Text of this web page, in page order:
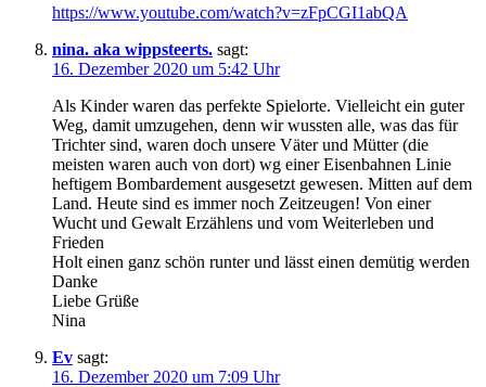
https://www.youtube.com/watch?v=zFpCGI1abQA
nina. aka wippsteerts. sagt:
16. Dezember 2020 um 5:42 Uhr
Als Kinder waren das perfekte Spielorte. Vielleicht ein guter
Weg, damit umzugehen, denn wir wussten alle, was das für
Trichter sind, waren doch unsere Väter und Mütter (die
meisten waren auch von dort) wg einer Eisenbahnen Linie
heftigem Bombardement ausgesetzt gewesen. Mitten auf dem
Land. Heute sind es immer noch Zeitzeugen! Von einer
Wucht und Gewalt Erzählens und vom Weiterleben und
Frieden
Holt einen ganz schön runter und lässt einen demütig werden
Danke
Liebe Grüße
Nina
Ev sagt:
16. Dezember 2020 um 7:09 Uhr